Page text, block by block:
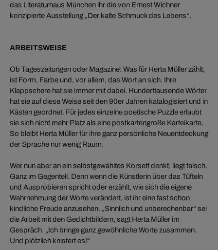
das Literaturhaus München ihr die von Ernest Wichner
konzipierte Ausstellung „Der kalte Schmuck des Lebens“.
ARBEITSWEISE
Ob Tageszeitungen oder Magazine: Was für Herta Müller zählt,
ist Form, Farbe und, vor allem, das Wort an sich. Ihre
Klappschere hat sie immer mit dabei. Hunderttausende Wörter
hat sie auf diese Weise seit den 90er Jahren katalogisiert und in
Kästen geordnet. Für jedes einzelne poetische Puzzle erlaubt
sie sich nicht mehr Platz als eine postkartengroße Karteikarte.
So bleibt Herta Müller für ihre ganz persönliche Neuentdeckung
der Sprache nur wenig Raum.
Wer nun aber an ein selbstgewähltes Korsett denkt, liegt falsch.
Ganz im Gegenteil. Denn wenn die Künstlerin über das Tüfteln
und Ausprobieren spricht oder erzählt, wie sich die eigene
Wahrnehmung der Worte verändert, ist ihr eine fast schon
kindliche Freude anzusehen. „Sinnlich und unberechenbar“ sei
die Arbeit mit den Gedichtbildern, sagt Herta Müller im
Gespräch. „Ich bringe ganz gewöhnliche Worte zusammen.
Und plötzlich knistert es!“